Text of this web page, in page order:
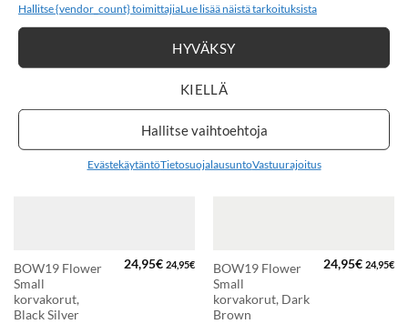
Hallitse {vendor_count} toimittajiaLue lisää näistä tarkoituksista
HYVÄKSY
KIELLÄ
Hallitse vaihtoehtoja
EvästekäytäntöTietosuojalausuntoVastuurajoitus
SUOSIKKEIHIN
BOW19 Flower
Small
korvakorut,
Black Silver
24,95€ 24,95€
BOW19 Flower
Small
korvakorut, Dark
Brown
24,95€ 24,95€